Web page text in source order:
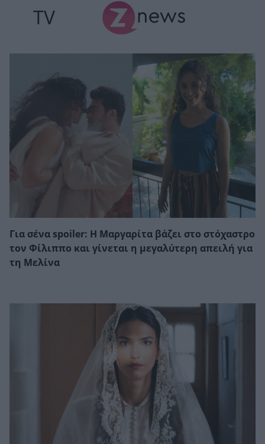
TV
Για σένα spoiler: Η Μαργαρίτα βάζει στο στόχαστρο
τον Φίλιππο και γίνεται η μεγαλύτερη απειλή για
τη Μελίνα